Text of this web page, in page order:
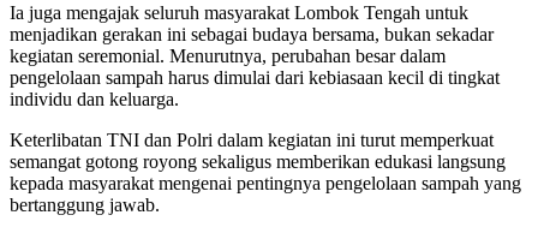
Ia juga mengajak seluruh masyarakat Lombok Tengah untuk
menjadikan gerakan ini sebagai budaya bersama, bukan sekadar
kegiatan seremonial. Menurutnya, perubahan besar dalam
pengelolaan sampah harus dimulai dari kebiasaan kecil di tingkat
individu dan keluarga.
Keterlibatan TNI dan Polri dalam kegiatan ini turut memperkuat
semangat gotong royong sekaligus memberikan edukasi langsung
kepada masyarakat mengenai pentingnya pengelolaan sampah yang
bertanggung jawab.